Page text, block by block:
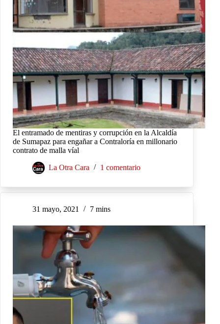
El entramado de mentiras y corrupción en la Alcaldía
de Sumapaz para engañar a Contraloría en millonario
contrato de malla víal
La Otra Cara 1 comentario
31 mayo, 2021 7 mins